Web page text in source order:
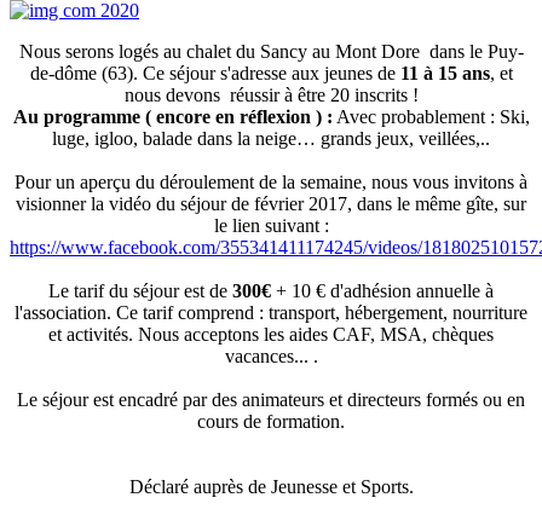
Nous serons logés au chalet du Sancy au Mont Dore dans le Puy-
de-dôme (63). Ce séjour s'adresse aux jeunes de 11 à 15 ans, et
nous devons réussir à être 20 inscrits !
Au programme ( encore en réflexion ) : Avec probablement : Ski,
luge, igloo, balade dans la neige… grands jeux, veillées,..
Pour un aperçu du déroulement de la semaine, nous vous invitons à
visionner la vidéo du séjour de février 2017, dans le même gîte, sur
le lien suivant :
https://www.facebook.com/355341411174245/videos/
Le tarif du séjour est de 300€ + 10 € d'adhésion annuelle à
l'association. Ce tarif comprend : transport, hébergement, nourriture
et activités. Nous acceptons les aides CAF, MSA, chèques
vacances... .
Le séjour est encadré par des animateurs et directeurs formés ou en
cours de formation.
Déclaré auprès de Jeunesse et Sports.